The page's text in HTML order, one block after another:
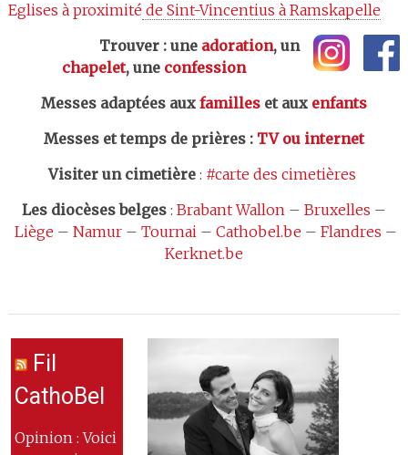
Eglises à proximité de Sint-Vincentius à Ramskapelle
Trouver : une adoration, un
chapelet, une confession
Messes adaptées aux familleset aux enfants
Messes et temps de prières: TV ou internet
Visiter un cimetière: #carte des cimetières
Les diocèses belges: Brabant Wallon– Bruxelles –
Liège – Namur– Tournai– Cathobel.be – Flandres –
Kerknet.be
Fil
CathoBel
Opinion : Voici